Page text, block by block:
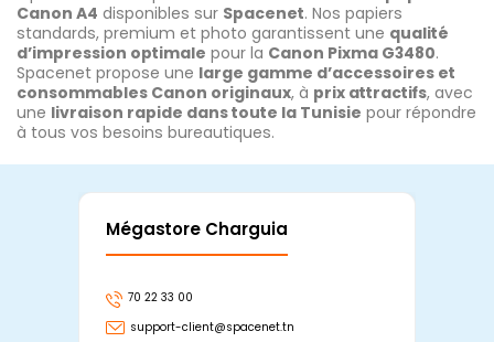
Canon A4 disponibles sur Spacenet. Nos papiers
standards, premium et photo garantissent une qualité
d’impression optimale pour la Canon Pixma G3480.
Spacenet propose une large gamme d’accessoires et
consommables Canon originaux, à prix attractifs, avec
une livraison rapide dans toute la Tunisie pour répondre
à tous vos besoins bureautiques.
Mégastore Charguia
70 22 33 00
support-client@spacenet.tn